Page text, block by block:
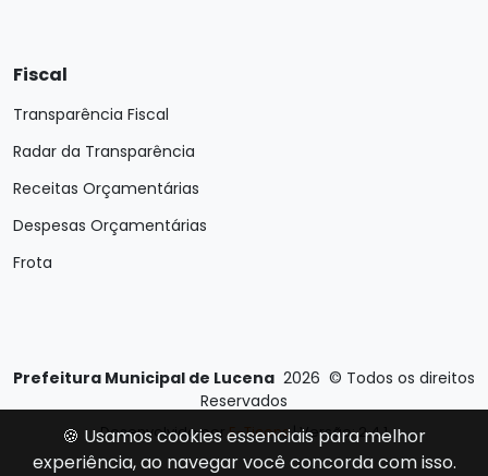
Fiscal
Transparência Fiscal
Radar da Transparência
Receitas Orçamentárias
Despesas Orçamentárias
Frota
Prefeitura Municipal de Lucena 2026 © Todos os direitos
Reservados
Desenvolvido porE-Ticons| Versão: 2.4.1
🍪 Usamos cookies essenciais para melhor
experiência, ao navegar você concorda com isso.